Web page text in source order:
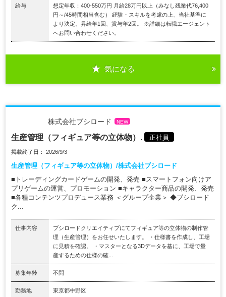
給与
想定年収：400-550万円 月給28万円以上（みなし残業代76,400
円～/45時間相当含む） 経験・スキルを考慮の上、当社基準に
より決定。昇給年1回、賞与年2回。 ※詳細は転職エージェント
へお問い合わせください。
気になる
株式会社ブシロード NEW
生産管理（フィギュア等の立体物）. 正社員
掲載終了日： 2026/9/3
生産管理（フィギュア等の立体物）/株式会社ブシロード
■トレーディングカードゲームの開発、発売 ■スマートフォン向けア
プリゲームの運営、プロモーション ■キャラクター商品の開発、発売
■各種コンテンツプロデュース業務 ＜グループ企業＞ ◆ブシロード
ク...
仕事内容
ブシロードクリエイティブにてフィギュア等の立体物の制作管
理（生産管理）をお任せいたします。 ・仕様書を作成し、工場
に見積を確認。 ・マスターとなる3Dデータを基に、工場で量
産するための仕様の確...
募集年齢 不問
勤務地 東京都中野区